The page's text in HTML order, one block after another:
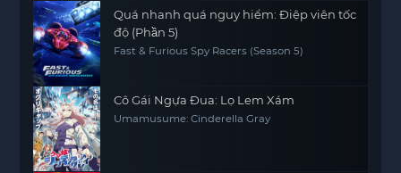
Quá nhanh quá nguy hiểm: Điệp viên tốc
độ (Phần 5)
Fast & Furious Spy Racers (Season 5)
Cô Gái Ngựa Đua: Lọ Lem Xám
Umamusume: Cinderella Gray